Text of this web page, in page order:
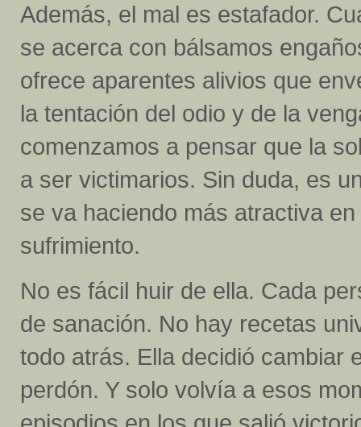
Además, el mal es estafador.
se acerca con bálsamos
ofrece aparentes alivios que
la tentación del odio y de la
comenzamos a pensar que la
a ser victimarios. Sin duda, es
se va haciendo más atractiva
sufrimiento.
No es fácil huir de ella. Cada
de sanación. No hay recetas
todo atrás. Ella decidió cambiar
perdón. Y solo volvía a esos